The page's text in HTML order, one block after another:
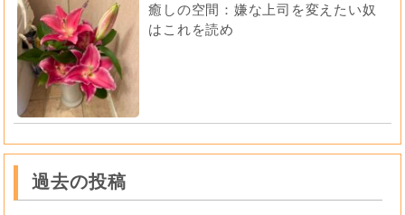
癒しの空間：嫌な上司を変えたい奴
はこれを読め
過去の投稿